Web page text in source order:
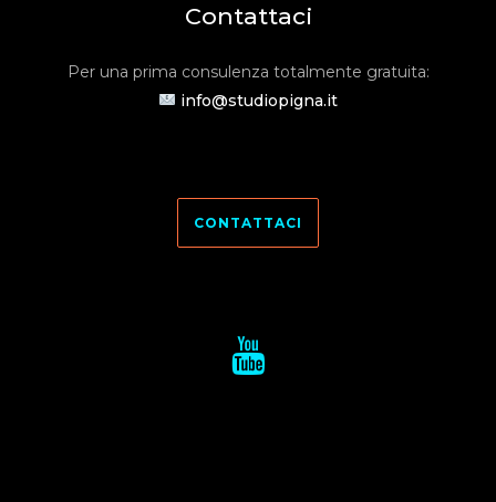
Contattaci
Per una prima consulenza totalmente gratuita:
info@studiopigna.it
CONTATTACI